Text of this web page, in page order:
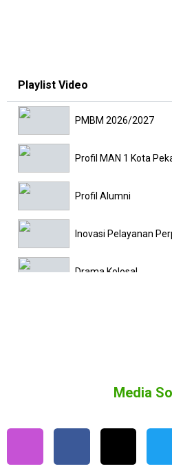
Playlist Video
PMBM 2026/2027
Profil MAN 1 Kota
Profil Alumni
Inovasi Pelayanan
Drama Kolosal
Media